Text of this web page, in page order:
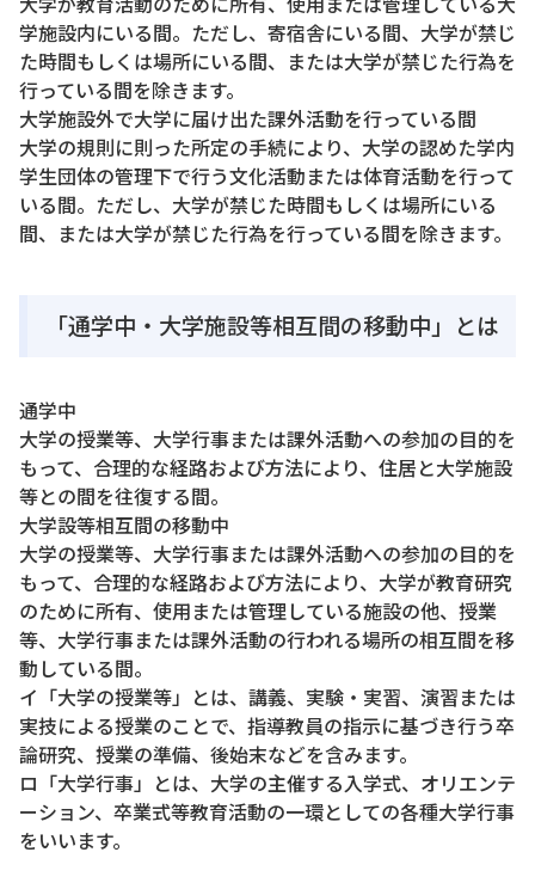
学施設内にいる間。ただし、寄宿舎にいる間、大学が禁じ
た時間もしくは場所にいる間、または大学が禁じた行為を
行っている間を除きます。
大学施設外で大学に届け出た課外活動を行っている間
大学の規則に則った所定の手続により、大学の認めた学内
学生団体の管理下で行う文化活動または体育活動を行って
いる間。ただし、大学が禁じた時間もしくは場所にいる
間、または大学が禁じた行為を行っている間を除きます。
「通学中・大学施設等相互間の移動中」とは
通学中
大学の授業等、大学行事または課外活動への参加の目的を
もって、合理的な経路および方法により、住居と大学施設
等との間を往復する間。
大学設等相互間の移動中
大学の授業等、大学行事または課外活動への参加の目的を
もって、合理的な経路および方法により、大学が教育研究
のために所有、使用または管理している施設の他、授業
等、大学行事または課外活動の行われる場所の相互間を移
動している間。
イ「大学の授業等」とは、講義、実験・実習、演習または
実技による授業のことで、指導教員の指示に基づき行う卒
論研究、授業の準備、後始末などを含みます。
ロ「大学行事」とは、大学の主催する入学式、オリエンテ
ーション、卒業式等教育活動の一環としての各種大学行事
をいいます。